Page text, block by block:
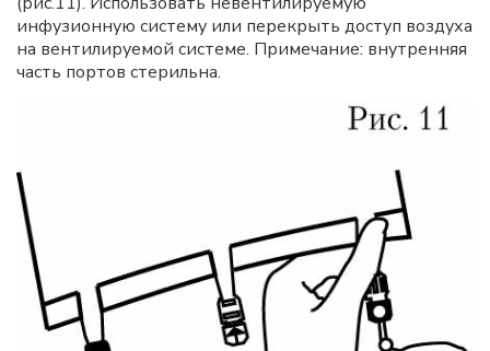
инфузионную систему или перекрыть доступ воздуха
на вентилируемой системе. Примечание: внутренняя
часть портов стерильна.